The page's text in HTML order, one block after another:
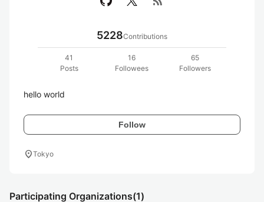
5228Contributions
41
Posts
16
Followees
65
Followers
hello world
Follow
location_onTokyo
Participating Organizations(1)